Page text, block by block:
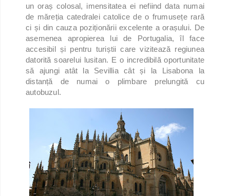
un oraș colosal, imensitatea ei nefiind data numai
de măreția catedralei catolice de o frumusețe rară
ci și din cauza poziționării excelente a orașului. De
asemenea apropierea lui de Portugalia, îl face
accesibil și pentru turiștii care vizitează regiunea
datorită soarelui lusitan. E o incredibilă oportunitate
să ajungi atât la Sevillia cât și la Lisabona la
distanță de numai o plimbare prelungită cu
autobuzul.